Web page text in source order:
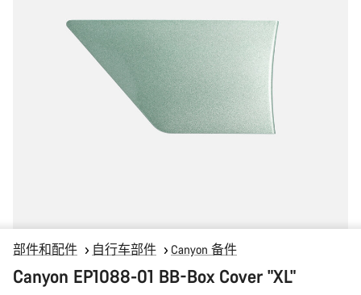
部件和配件 自行车部件 Canyon 备件
Canyon EP1088-01 BB-Box Cover "XL"